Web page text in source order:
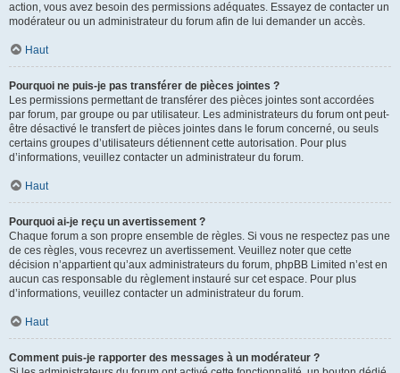
action, vous avez besoin des permissions adéquates. Essayez de contacter un
modérateur ou un administrateur du forum afin de lui demander un accès.
Haut
Pourquoi ne puis-je pas transférer de pièces jointes ?
Les permissions permettant de transférer des pièces jointes sont accordées
par forum, par groupe ou par utilisateur. Les administrateurs du forum ont peut-
être désactivé le transfert de pièces jointes dans le forum concerné, ou seuls
certains groupes d’utilisateurs détiennent cette autorisation. Pour plus
d’informations, veuillez contacter un administrateur du forum.
Haut
Pourquoi ai-je reçu un avertissement ?
Chaque forum a son propre ensemble de règles. Si vous ne respectez pas une
de ces règles, vous recevrez un avertissement. Veuillez noter que cette
décision n’appartient qu’aux administrateurs du forum, phpBB Limited n’est en
aucun cas responsable du règlement instauré sur cet espace. Pour plus
d’informations, veuillez contacter un administrateur du forum.
Haut
Comment puis-je rapporter des messages à un modérateur ?